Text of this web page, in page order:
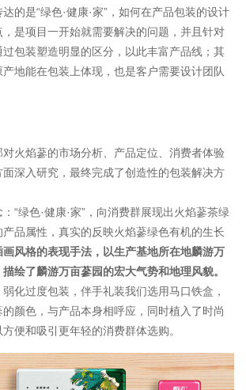
的是“绿色·健康·家” ，如何在产品包装的设计
是项目一开始就需要解决的问题，并且针对
包装塑造明显的区分，以此丰富产品线；其
地能在包装上体现，也是客户需要设计团队
火焰蔘的市场分析、产品定位、 消费者体验
面深入研究，最终完成了创造性的包装解决方
“绿色·健康·家” ， 向消费群展现出火焰蔘茶绿
品属性，真实的反映火焰蔘绿色有机的生长
画风格的表现手法，以生产基地所在地麟游万
绘了麟游万亩蔘园的宏大气势和地理风貌。
化过度包装，伴手礼装我们选用马口铁盒，
颜色，与产品本身相呼应，同时植入了时尚
便和吸引更年轻的消费群体选购。